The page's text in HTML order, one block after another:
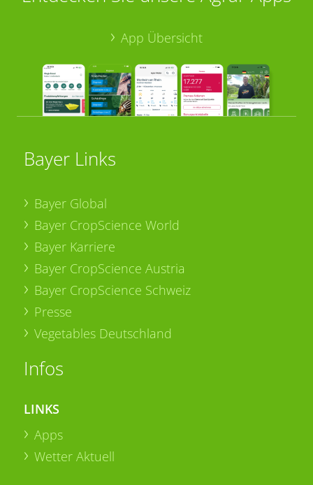
App Übersicht
Bayer Links
Bayer Global
Bayer CropScience World
Bayer Karriere
Bayer CropScience Austria
Bayer CropScience Schweiz
Presse
Vegetables Deutschland
Infos
LINKS
Apps
Wetter Aktuell